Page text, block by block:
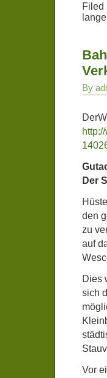
Filed
By
Der
den
zu
auf
Dies
sich
Vor